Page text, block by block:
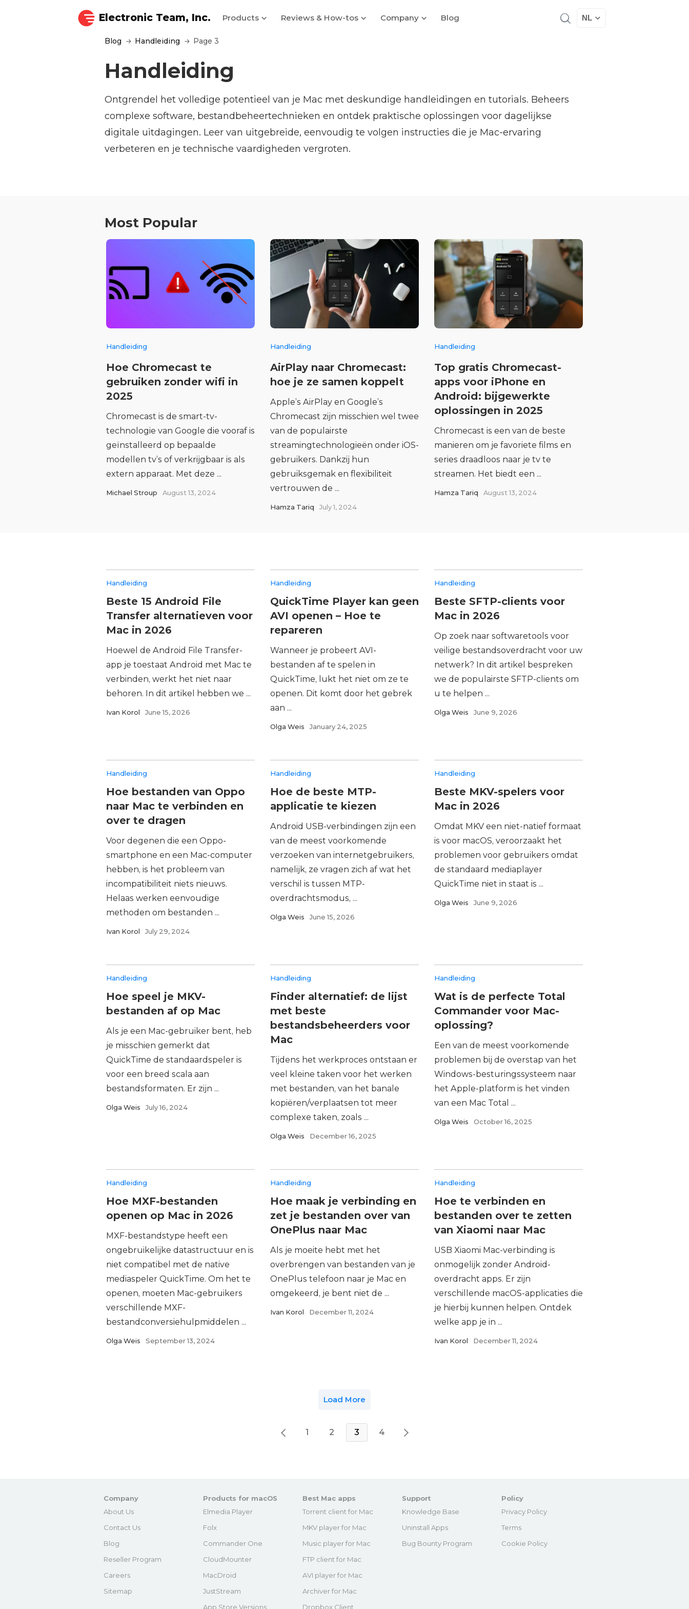
Electronic Team, Inc. Products Reviews & How-tos Company Blog NL
Blog Handleiding Page 3
Handleiding
Ontgrendel het volledige potentieel van je Mac met deskundige handleidingen en tutorials. Beheers
complexe software, bestandbeheertechnieken en ontdek praktische oplossingen voor dagelijkse
digitale uitdagingen. Leer van uitgebreide, eenvoudig te volgen instructies die je Mac-ervaring
verbeteren en je technische vaardigheden vergroten.
Most Popular
Handleiding
Hoe Chromecast te
gebruiken zonder wifi in
2025
Chromecast is de smart-tv-
technologie van Google die vooraf is
geïnstalleerd op bepaalde
modellen tv’s of verkrijgbaar is als
extern apparaat. Met deze ...
Michael Stroup August 13, 2024
Handleiding
AirPlay naar Chromecast:
hoe je ze samen koppelt
Apple’s AirPlay en Google’s
Chromecast zijn misschien wel twee
van de populairste
streamingtechnologieën onder iOS-
gebruikers. Dankzij hun
gebruiksgemak en flexibiliteit
vertrouwen de ...
Hamza Tariq July 1, 2024
Handleiding
Top gratis Chromecast-
apps voor iPhone en
Android: bijgewerkte
oplossingen in 2025
Chromecast is een van de beste
manieren om je favoriete films en
series draadloos naar je tv te
streamen. Het biedt een ...
Hamza Tariq August 13, 2024
Handleiding
Beste 15 Android File
Transfer alternatieven voor
Mac in 2026
Hoewel de Android File Transfer-
app je toestaat Android met Mac te
verbinden, werkt het niet naar
behoren. In dit artikel hebben we ...
Ivan Korol June 15, 2026
Handleiding
QuickTime Player kan geen
AVI openen – Hoe te
repareren
Wanneer je probeert AVI-
bestanden af te spelen in
QuickTime, lukt het niet om ze te
openen. Dit komt door het gebrek
aan ...
Olga Weis January 24, 2025
Handleiding
Beste SFTP-clients voor
Mac in 2026
Op zoek naar softwaretools voor
veilige bestandsoverdracht voor uw
netwerk? In dit artikel bespreken
we de populairste SFTP-clients om
u te helpen ...
Olga Weis June 9, 2026
Handleiding
Hoe bestanden van Oppo
naar Mac te verbinden en
over te dragen
Voor degenen die een Oppo-
smartphone en een Mac-computer
hebben, is het probleem van
incompatibiliteit niets nieuws.
Helaas werken eenvoudige
methoden om bestanden ...
Ivan Korol July 29, 2024
Handleiding
Hoe de beste MTP-
applicatie te kiezen
Android USB-verbindingen zijn een
van de meest voorkomende
verzoeken van internetgebruikers,
namelijk, ze vragen zich af wat het
verschil is tussen MTP-
overdrachtsmodus, ...
Olga Weis June 15, 2026
Handleiding
Beste MKV-spelers voor
Mac in 2026
Omdat MKV een niet-natief formaat
is voor macOS, veroorzaakt het
problemen voor gebruikers omdat
de standaard mediaplayer
QuickTime niet in staat is ...
Olga Weis June 9, 2026
Handleiding
Hoe speel je MKV-
bestanden af op Mac
Als je een Mac-gebruiker bent, heb
je misschien gemerkt dat
QuickTime de standaardspeler is
voor een breed scala aan
bestandsformaten. Er zijn ...
Olga Weis July 16, 2024
Handleiding
Finder alternatief: de lijst
met beste
bestandsbeheerders voor
Mac
Tijdens het werkproces ontstaan er
veel kleine taken voor het werken
met bestanden, van het banale
kopiëren/verplaatsen tot meer
complexe taken, zoals ...
Olga Weis December 16, 2025
Handleiding
Wat is de perfecte Total
Commander voor Mac-
oplossing?
Een van de meest voorkomende
problemen bij de overstap van het
Windows-besturingssysteem naar
het Apple-platform is het vinden
van een Mac Total ...
Olga Weis October 16, 2025
Handleiding
Hoe MXF-bestanden
openen op Mac in 2026
MXF-bestandstype heeft een
ongebruikelijke datastructuur en is
niet compatibel met de native
mediaspeler QuickTime. Om het te
openen, moeten Mac-gebruikers
verschillende MXF-
bestandconversiehulpmiddelen ...
Olga Weis September 13, 2024
Handleiding
Hoe maak je verbinding en
zet je bestanden over van
OnePlus naar Mac
Als je moeite hebt met het
overbrengen van bestanden van je
OnePlus telefoon naar je Mac en
omgekeerd, je bent niet de ...
Ivan Korol December 11, 2024
Handleiding
Hoe te verbinden en
bestanden over te zetten
van Xiaomi naar Mac
USB Xiaomi Mac-verbinding is
onmogelijk zonder Android-
overdracht apps. Er zijn
verschillende macOS-applicaties die
je hierbij kunnen helpen. Ontdek
welke app je in ...
Ivan Korol December 11, 2024
Load More
1 2 3 4
Company
About Us
Contact Us
Blog
Reseller Program
Careers
Sitemap
Products for macOS
Elmedia Player
Folx
Commander One
CloudMounter
MacDroid
JustStream
App Store Versions
Best Mac apps
Torrent client for Mac
MKV player for Mac
Music player for Mac
FTP client for Mac
AVI player for Mac
Archiver for Mac
Dropbox Client
Support
Knowledge Base
Uninstall Apps
Bug Bounty Program
Policy
Privacy Policy
Terms
Cookie Policy